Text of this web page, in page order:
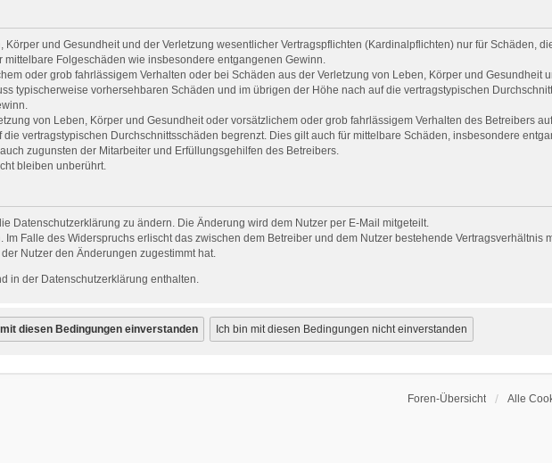
Körper und Gesundheit und der Verletzung wesentlicher Vertragspflichten (Kardinalpflichten) nur für Schäden,
Folgeschäden wie insbesondere entgangenen Gewinn.
oder grob fahrlässigem Verhalten oder bei Schäden aus der Verletzung von Leben, Körper und Gesundheit
typischerweise vorhersehbaren Schäden und im übrigen der Höhe nach auf die vertragstypischen
von Leben, Körper und Gesundheit oder vorsätzlichem oder grob fahrlässigem Verhalten des Betreibers
vertragstypischen Durchschnittsschäden begrenzt. Dies gilt auch für mittelbare Schäden, insbesondere
zugunsten der Mitarbeiter und Erfüllungsgehilfen des Betreibers.
bleiben unberührt.
Datenschutzerklärung zu ändern. Die Änderung wird dem Nutzer per E-Mail mitgeteilt.
Falle des Widerspruchs erlischt das zwischen dem Betreiber und dem Nutzer bestehende Vertragsverhältnis
Nutzer den Änderungen zugestimmt hat.
in der Datenschutzerklärung enthalten.
Foren-Übersicht Alle